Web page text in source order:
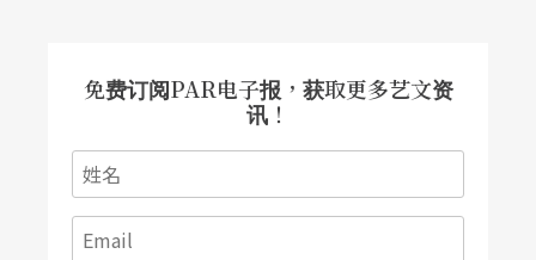
免费订阅PAR电子报，获取更多艺文资
讯！